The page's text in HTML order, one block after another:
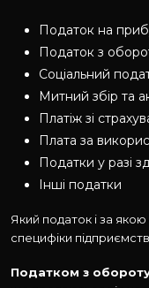
Податок на
Податок з
Соціальний
Митний збір та
Платіж зі
Плата за
Податки у разі
Інші податки
Який податок і за
специфіки
Податком з